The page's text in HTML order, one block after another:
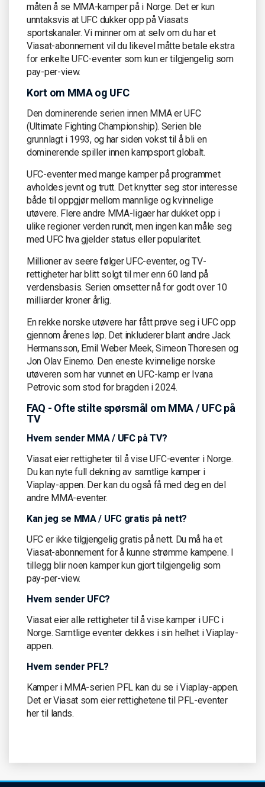
måten å se MMA-kamper på i Norge. Det er kun
unntaksvis at UFC dukker opp på Viasats
sportskanaler. Vi minner om at selv om du har et
Viasat-abonnement vil du likevel måtte betale ekstra
for enkelte UFC-eventer som kun er tilgjengelig som
pay-per-view.
Kort om MMA og UFC
Den dominerende serien innen MMA er UFC
(Ultimate Fighting Championship). Serien ble
grunnlagt i 1993, og har siden vokst til å bli en
dominerende spiller innen kampsport globalt.
UFC-eventer med mange kamper på programmet
avholdes jevnt og trutt. Det knytter seg stor interesse
både til oppgjør mellom mannlige og kvinnelige
utøvere. Flere andre MMA-ligaer har dukket opp i
ulike regioner verden rundt, men ingen kan måle seg
med UFC hva gjelder status eller popularitet.
Millioner av seere følger UFC-eventer, og TV-
rettigheter har blitt solgt til mer enn 60 land på
verdensbasis. Serien omsetter nå for godt over 10
milliarder kroner årlig.
En rekke norske utøvere har fått prøve seg i UFC opp
gjennom årenes løp. Det inkluderer blant andre Jack
Hermansson, Emil Weber Meek, Simeon Thoresen og
Jon Olav Einemo. Den eneste kvinnelige norske
utøveren som har vunnet en UFC-kamp er Ivana
Petrovic som stod for bragden i 2024.
FAQ - Ofte stilte spørsmål om MMA / UFC på
TV
Hvem sender MMA / UFC på TV?
Viasat eier rettigheter til å vise UFC-eventer i Norge.
Du kan nyte full dekning av samtlige kamper i
Viaplay-appen. Der kan du også få med deg en del
andre MMA-eventer.
Kan jeg se MMA / UFC gratis på nett?
UFC er ikke tilgjengelig gratis på nett. Du må ha et
Viasat-abonnement for å kunne strømme kampene. I
tillegg blir noen kamper kun gjort tilgjengelig som
pay-per-view.
Hvem sender UFC?
Viasat eier alle rettigheter til å vise kamper i UFC i
Norge. Samtlige eventer dekkes i sin helhet i Viaplay-
appen.
Hvem sender PFL?
Kamper i MMA-serien PFL kan du se i Viaplay-appen.
Det er Viasat som eier rettighetene til PFL-eventer
her til lands.